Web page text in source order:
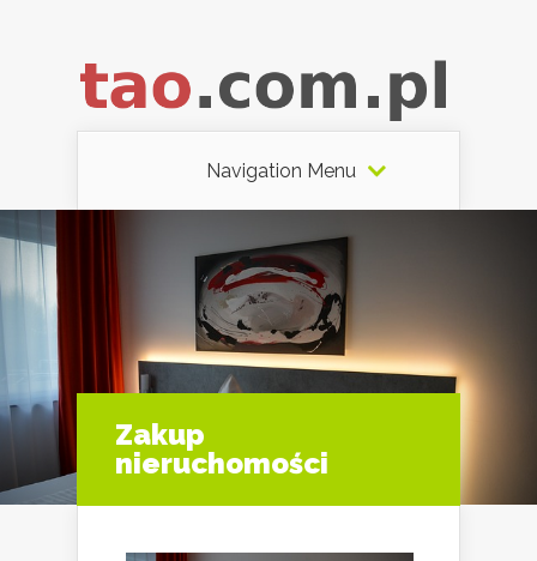
Navigation Menu
Zakup
nieruchomości